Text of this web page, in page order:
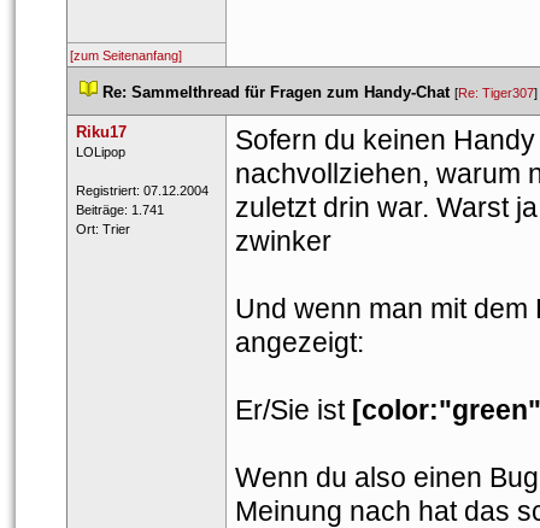
[zum Seitenanfang]
Re: Sammelthread für Fragen zum Handy-Chat [Re: Tiger307
Riku17
​LOLipop
Registriert: 07.12.2004
Beiträge: 1.741
Ort: Trier
Sofern du keinen
nachvollziehen, warum
zuletzt drin war. Warst
zwinker
Und wenn man mit
angezeigt:
Er/Sie ist
Wenn du also einen
Meinung nach hat das